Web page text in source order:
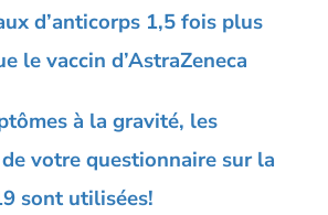
d’anticorps 1,5 fois plus
le vaccin d’AstraZeneca
à la gravité, les
votre questionnaire sur la
sont utilisées!